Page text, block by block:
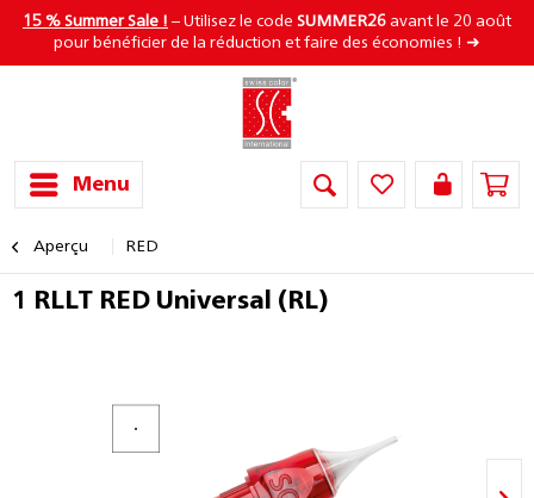
15 % Summer Sale ! – Utilisez le code SUMMER26 avant le 20 août
pour bénéficier de la réduction et faire des économies ! ➜
Menu
Aperçu RED
1 RLLT RED Universal (RL)